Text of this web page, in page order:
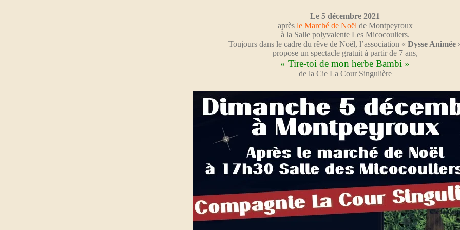
Le 5 décembre 2021
après le Marché de Noël de Montpeyroux
à la Salle polyvalente Les Micocouliers.
Toujours dans le cadre du rêve de Noël, l’association « Dysse Animée
propose un spectacle gratuit à partir de 7 ans,
« Tire-toi de mon herbe Bambi »
de la Cie La Cour Singulière